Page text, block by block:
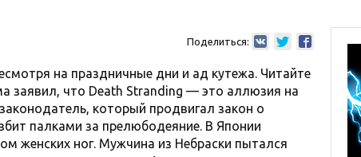
Поделиться:
на праздничные дни и ад кутежа. Читайте
заявил, что Death Stranding — это аллюзия на
который продвигал закон о
палками за прелюбодеяние. В Японии
женских ног. Мужчина из Небраски пытался